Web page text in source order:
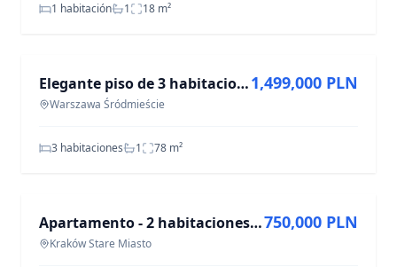
1 habitación 1 18 m²
Elegante piso de 3 habitaciones en Śródmieście, 77.7 m²
Warszawa Śródmieście
1,499,000 PLN
3 habitaciones 1 78 m²
Apartamento - 2 habitaciones - 46 m² - pl. Plac Na Groblach Kraków Stare Miasto
Kraków Stare Miasto
750,000 PLN